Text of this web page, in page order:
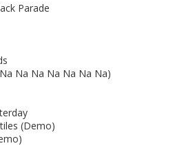
Parade
Na Na Na Na Na Na)
(Demo)